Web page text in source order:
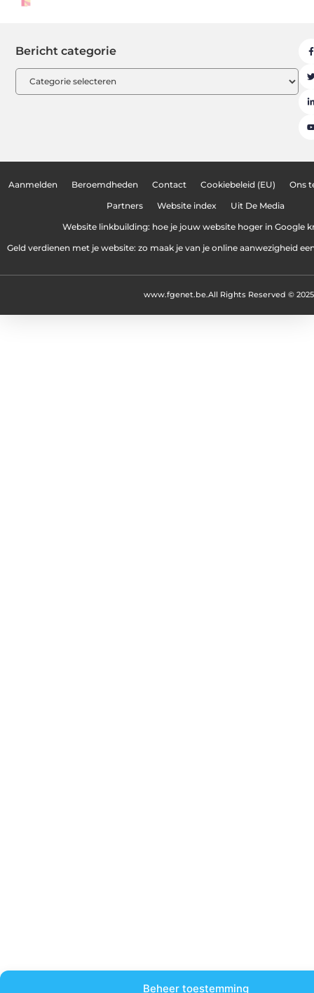
Beheer toestemming
Bericht categorie
Aanmelden Beroemdheden Contact Cookiebeleid (EU) Ons
Partners Website index Uit De Media
Website linkbuilding: hoe je jouw website hoger in Google
Geld verdienen met je website: zo maak je van je online aanwezigheid
All Rights Reserved © 2025
www.fgenet.be.